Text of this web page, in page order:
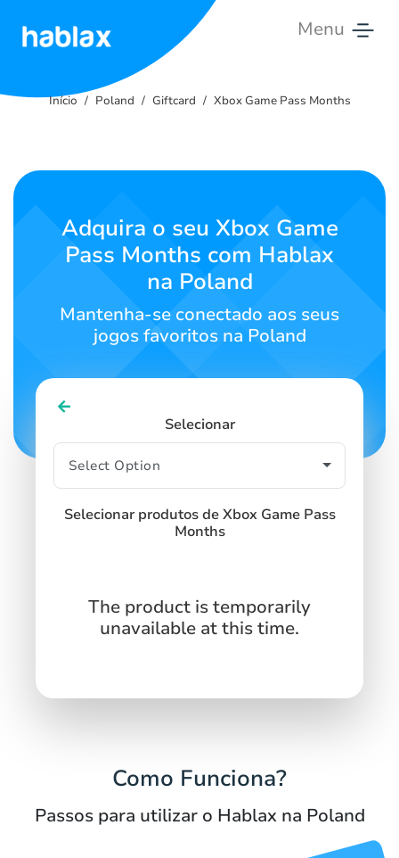
Menu
Tarifas
Contate-
Início Poland Giftcard Xbox Game Pass Months
Adquira o seu Xbox Game
Pass Months com Hablax
na Poland
Mantenha-se conectado aos seus
jogos favoritos na Poland
Selecionar
Selecionar produtos de Xbox Game Pass
Months
The product is temporarily
unavailable at this time.
Como Funciona?
Passos para utilizar o Hablax na Poland